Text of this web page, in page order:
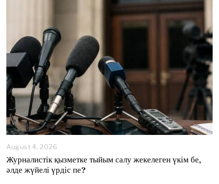
August 4, 2026
g
u
Журналистік қызметке тыйым салу жекелеген үкім бе,
әлде жүйелі үрдіс пе?